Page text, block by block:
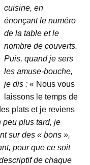
cuisine, en
énonçant le numéro
de la table et le
nombre de couverts.
Puis, quand je sers
les amuse-bouche,
je dis : « Nous vous
laissons le temps de
plats et je reviens
peu plus tard, je
sur des « bons »,
pour que ce soit
de chaque